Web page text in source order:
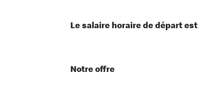
Le salaire horaire de départ est
Notre offre